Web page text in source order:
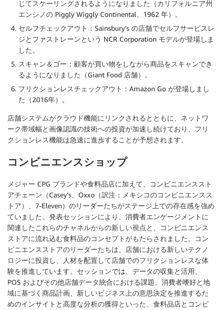
じてスケーリングされるようになりました（カリフォルニア州
エンシノの Piggly Wiggly Continental、1962 年）。
セルフチェックアウト：Sainsbury’s の店舗でセルフサービスレ
ジとファストレーンという NCR Corporation モデルが登場しま
した。
スキャン＆ゴー：顧客が買い物をしながら商品をスキャンでき
るようになりました（Giant Food 店舗）。
フリクションレスチェックアウト：Amazon Go が登場しまし
た（2016年）。
店舗システムがクラウド機能にリンクされるとともに、ネットワ
ーク帯域幅と画像認識の技術への投資が加速し続けており、フリ
クションレス機能は急速に進歩することが予想されます。
コンビニエンスショップ
メジャー CPG ブランドや食料品店に加えて、コンビニエンススト
アチェーン（Casey’s、Oxxo（訳注：メキシコのコンビニエンスス
トア）、7-Eleven）のリーダーたちがステージ上での存在感を強め
ていました。発表セッションにより、消費者エンゲージメントに
関連したこれらのチャネルからの新しい視点と、コンビニエンス
ストアに流れ込む食料品のコンセプトがもたらされました。コン
ビニエンスストアのリーダーたちは、店舗における新しいテクノ
ロジーに投資し、人材を配置して店舗でのフリクションレスな体
験を推進しています。セッションでは、データの収集と活用、
POS およびその他店舗データ統合における課題、消費者嗜好と地
域に基づく商品計画、新しいビジネス上の意思決定を推進するた
めのインサイトと高度な分析の獲得といった、食料品店とコンビ